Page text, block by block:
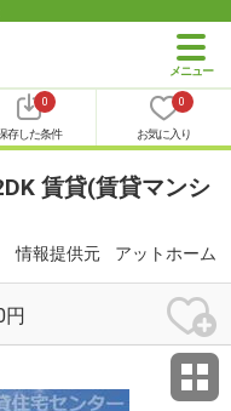
0
存した条件
0
お気に入り
賃貸(賃貸マンシ
情報提供元 アットホーム